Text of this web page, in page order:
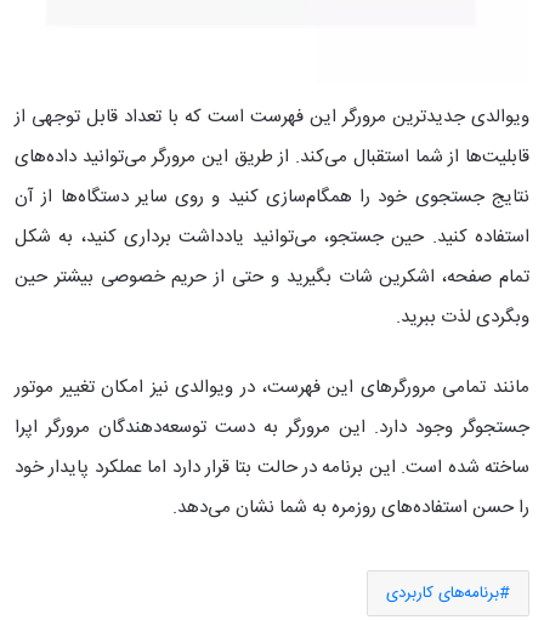
ویوالدی جدیدترین مرورگر این فهرست است که با تعداد قابل توجهی از
قابلیت‌ها از شما استقبال می‌کند. از طریق این مرورگر می‌توانید داده‌های
نتایج جستجوی خود را همگام‌سازی کنید و روی سایر دستگاه‌ها از آن
استفاده کنید. حین جستجو، می‌توانید یادداشت برداری کنید، به شکل
تمام صفحه، اشکرین شات بگیرید و حتی از حریم خصوصی بیشتر حین
وبگردی لذت ببرید.
مانند تمامی مرورگرهای این فهرست، در ویوالدی نیز امکان تغییر موتور
جستجوگر وجود دارد. این مرورگر به دست توسعه‌دهندگان مرورگر اپرا
ساخته شده است. این برنامه در حالت بتا قرار دارد اما عملکرد پایدار خود
را حسن استفاده‌های روزمره به شما نشان می‌دهد.
برنامه‌های کاربردی